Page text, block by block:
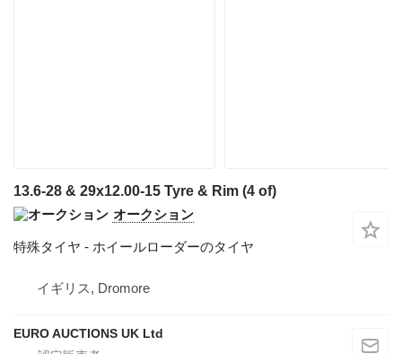
13.6-28 & 29x12.00-15 Tyre & Rim (4 of)
オークション
特殊タイヤ - ホイールローダーのタイヤ
イギリス, Dromore
EURO AUCTIONS UK Ltd